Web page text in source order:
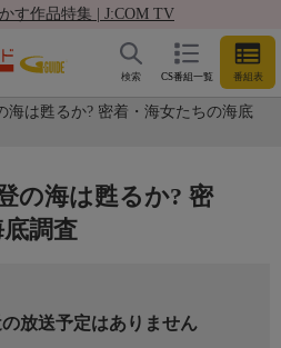
す作品特集 | J:COM TV
CS番組一覧 番組表
検索
海は甦るか? 密着・海女たちの海底
の海は甦るか? 密
調査
放送予定はありません